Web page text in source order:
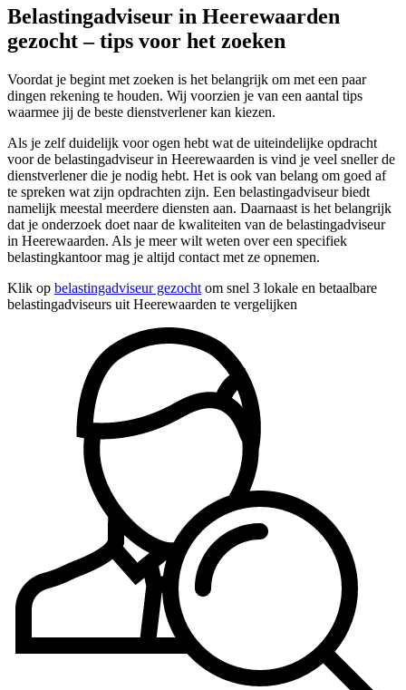
Belastingadviseur in Heerewaarden
gezocht – tips voor het zoeken
Voordat je begint met zoeken is het belangrijk om met een paar
dingen rekening te houden. Wij voorzien je van een aantal tips
waarmee jij de beste dienstverlener kan kiezen.
Als je zelf duidelijk voor ogen hebt wat de uiteindelijke opdracht
voor de belastingadviseur in Heerewaarden is vind je veel sneller de
dienstverlener die je nodig hebt. Het is ook van belang om goed af
te spreken wat zijn opdrachten zijn. Een belastingadviseur biedt
namelijk meestal meerdere diensten aan. Daarnaast is het belangrijk
dat je onderzoek doet naar de kwaliteiten van de belastingadviseur
in Heerewaarden. Als je meer wilt weten over een specifiek
belastingkantoor mag je altijd contact met ze opnemen.
Klik op belastingadviseur gezocht om snel 3 lokale en betaalbare
belastingadviseurs uit Heerewaarden te vergelijken